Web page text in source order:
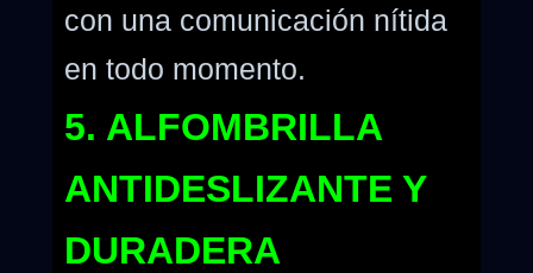
con una comunicación nítida
en todo momento.
5. ALFOMBRILLA
ANTIDESLIZANTE Y
DURADERA